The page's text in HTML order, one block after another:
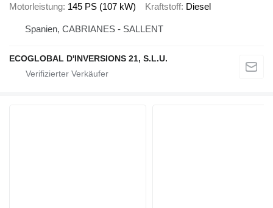
Motorleistung 145 PS (107 kW) Kraftstoff Diesel
Spanien, CABRIANES - SALLENT
ECOGLOBAL D'INVERSIONS 21, S.L.U.